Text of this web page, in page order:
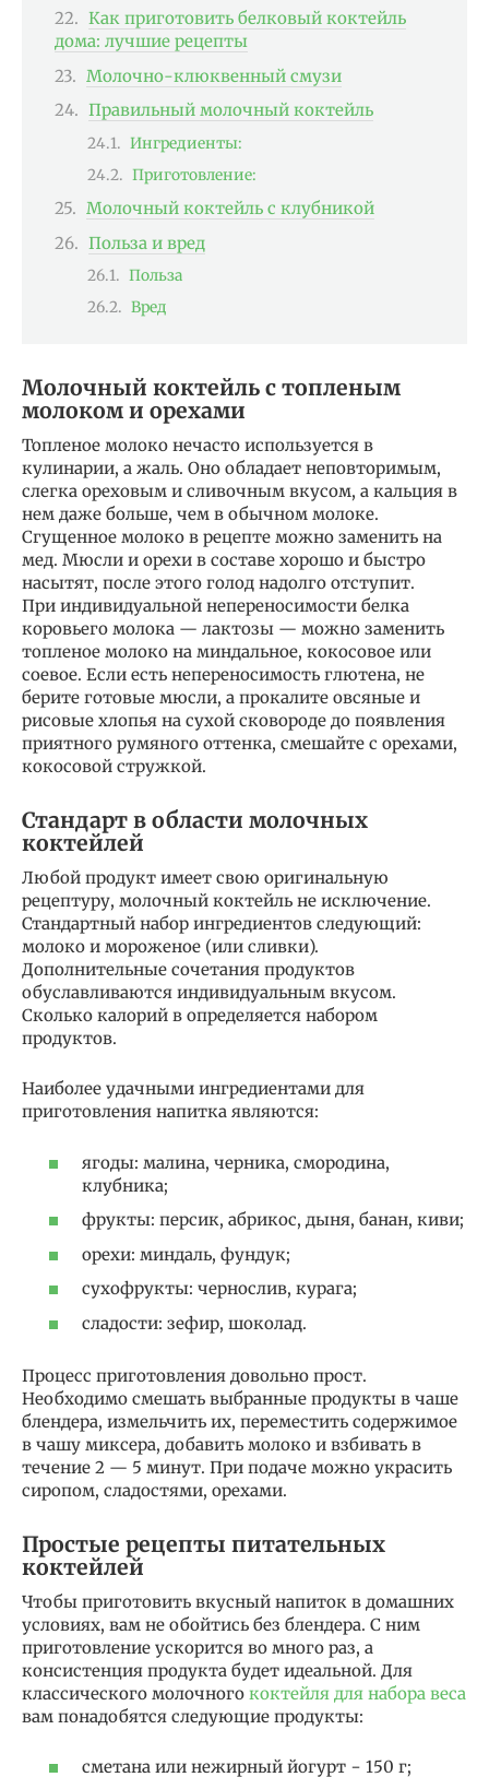
Как приготовить белковый коктейль
дома: лучшие рецепты
Молочно-клюквенный смузи
Правильный молочный коктейль
Ингредиенты:
Приготовление:
Молочный коктейль с клубникой
Польза и вред
Польза
Вред
Молочный коктейль с топленым
молоком и орехами
Топленое молоко нечасто используется в
кулинарии, а жаль. Оно обладает неповторимым,
слегка ореховым и сливочным вкусом, а кальция в
нем даже больше, чем в обычном молоке.
Сгущенное молоко в рецепте можно заменить на
мед. Мюсли и орехи в составе хорошо и быстро
насытят, после этого голод надолго отступит.
При индивидуальной непереносимости белка
коровьего молока — лактозы — можно заменить
топленое молоко на миндальное, кокосовое или
соевое. Если есть непереносимость глютена, не
берите готовые мюсли, а прокалите овсяные и
рисовые хлопья на сухой сковороде до появления
приятного румяного оттенка, смешайте с орехами,
кокосовой стружкой.
Стандарт в области молочных
коктейлей
Любой продукт имеет свою оригинальную
рецептуру, молочный коктейль не исключение.
Стандартный набор ингредиентов следующий:
молоко и мороженое (или сливки).
Дополнительные сочетания продуктов
обуславливаются индивидуальным вкусом.
Сколько калорий в определяется набором
продуктов.
Наиболее удачными ингредиентами для
приготовления напитка являются:
ягоды: малина, черника, смородина,
клубника;
фрукты: персик, абрикос, дыня, банан, киви;
орехи: миндаль, фундук;
сухофрукты: чернослив, курага;
сладости: зефир, шоколад.
Процесс приготовления довольно прост.
Необходимо смешать выбранные продукты в чаше
блендера, измельчить их, переместить содержимое
в чашу миксера, добавить молоко и взбивать в
течение 2 — 5 минут. При подаче можно украсить
сиропом, сладостями, орехами.
Простые рецепты питательных
коктейлей
Чтобы приготовить вкусный напиток в домашних
условиях, вам не обойтись без блендера. С ним
приготовление ускорится во много раз, а
консистенция продукта будет идеальной. Для
классического молочного коктейля для набора веса
вам понадобятся следующие продукты:
сметана или нежирный йогурт − 150 г;